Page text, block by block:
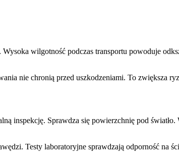
wilgotność podczas transportu powoduje
nie chronią przed uszkodzeniami. To zwiększa
inspekcję. Sprawdza się powierzchnię pod
Testy laboratoryjne sprawdzają odporność